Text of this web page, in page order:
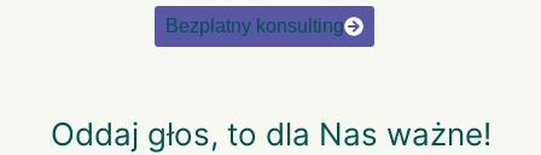
Bezpłatny konsulting
Oddaj głos, to dla Nas ważne!